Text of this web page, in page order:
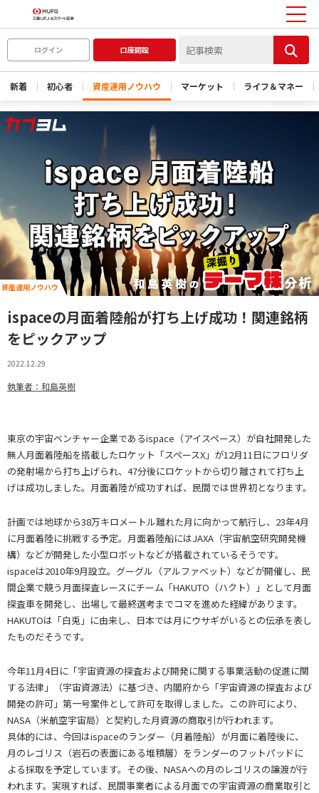
ログイン 口座開設
新着 初心者 資産運用ノウハウ マーケット ライフ＆マネー
資産運用ノウハウ
ispaceの月面着陸船が打ち上げ成功！関連銘柄
をピックアップ
2022.12.29
執筆者：和島英樹
東京の宇宙ベンチャー企業であるispace（アイスペース）が自社開発した
無人月面着陸船を搭載したロケット「スペースX」が12月11日にフロリダ
の発射場から打ち上げられ、47分後にロケットから切り離されて打ち上
げは成功しました。月面着陸が成功すれば、民間では世界初となります。
計画では地球から38万キロメートル離れた月に向かって航行し、23年4月
に月面着陸に挑戦する予定。月面着陸船にはJAXA（宇宙航空研究開発機
構）などが開発した小型ロボットなどが搭載されているそうです。
ispaceは2010年9月設立。グーグル（アルファベット）などが開催し、民
間企業で競う月面探査レースにチーム「HAKUTO（ハクト）」として月面
探査車を開発し、出場して最終選考までコマを進めた経緯があります。
HAKUTOは「白兎」に由来し、日本では月にウサギがいるとの伝承を表し
たものだそうです。
今年11月4日に「宇宙資源の探査および開発に関する事業活動の促進に関
する法律」（宇宙資源法）に基づき、内閣府から「宇宙資源の探査および
開発の許可」第一号案件として許可を取得しました。この許可により、
NASA（米航空宇宙局）と契約した月資源の商取引が行われます。
具体的には、今回はispaceのランダー（月着陸船）が月面に着陸後に、
月のレゴリス（岩石の表面にある堆積層）をランダーのフットパッドに
よる採取を予定しています。その後、NASAへの月のレゴリスの譲渡が行
われます。実現すれば、民間事業者による月面での宇宙資源の商業取引と